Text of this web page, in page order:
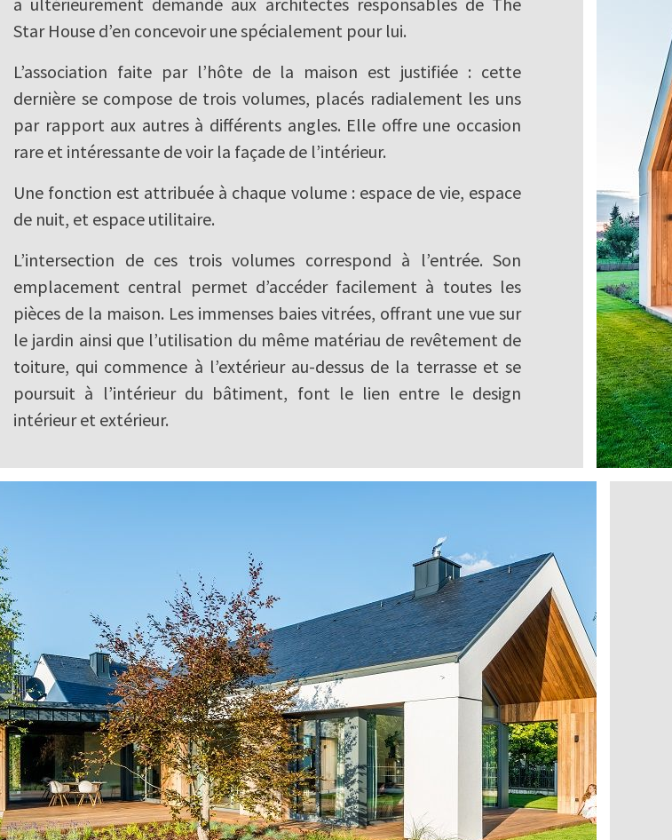
Star House d’en concevoir une spécialement pour lui.
L’association faite par l’hôte de la maison est justifiée : cette
dernière se compose de trois volumes, placés radialement les uns
par rapport aux autres à différents angles. Elle offre une occasion
rare et intéressante de voir la façade de l’intérieur.
Une fonction est attribuée à chaque volume : espace de vie, espace
de nuit, et espace utilitaire.
L’intersection de ces trois volumes correspond à l’entrée. Son
emplacement central permet d’accéder facilement à toutes les
pièces de la maison. Les immenses baies vitrées, offrant une vue sur
le jardin ainsi que l’utilisation du même matériau de revêtement de
toiture, qui commence à l’extérieur au-dessus de la terrasse et se
poursuit à l’intérieur du bâtiment, font le lien entre le design
intérieur et extérieur.